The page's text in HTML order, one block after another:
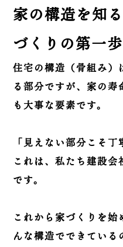
家の構造を知
づくりの第一歩
住宅の構造（骨組み）
る部分ですが、家の寿
も大事な要素です。
「見えない部分こそ丁
これは、私たち建設
です。
これから家づくりを
んな構造でできている